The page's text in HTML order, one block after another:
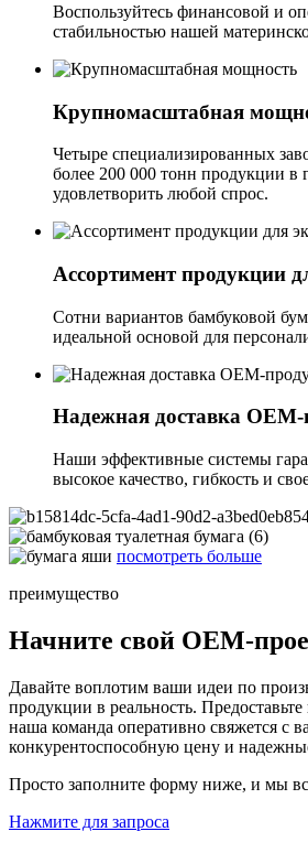
Воспользуйтесь финансовой и
стабильностью нашей
Крупномасштабная
Четыре специализированных
более 200 000 тонн продукции в
удовлетворить любой спрос.
Ассортимент продукции
Сотни вариантов бамбуковой
идеальной основой для
Надежная доставка
Наши эффективные системы
высокое качество, гибкость и
посмотреть больше
преимущество
Начните свой OEM-
Давайте воплотим ваши идеи по
продукции в реальность.
наша команда оперативно свяжется с
конкурентоспособную цену и
Просто заполните форму ниже, и мы
Нажмите для запроса